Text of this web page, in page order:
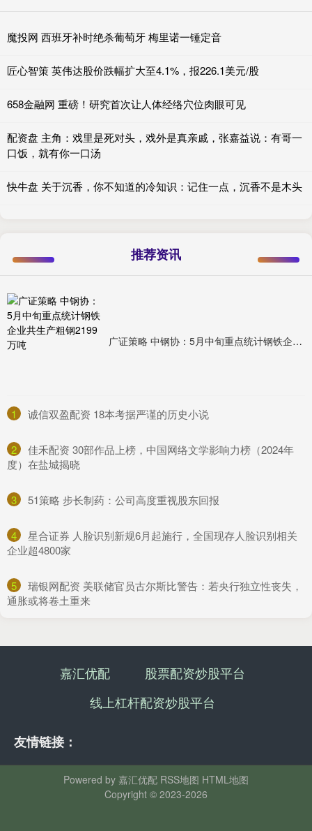
魔投网 西班牙补时绝杀葡萄牙 梅里诺一锤定音
匠心智策 英伟达股价跌幅扩大至4.1%，报226.1美元/股
658金融网 重磅！研究首次让人体经络穴位肉眼可见
配资盘 主角：戏里是死对头，戏外是真亲戚，张嘉益说：有哥一
口饭，就有你一口汤
快牛盘 关于沉香，你不知道的冷知识：记住一点，沉香不是木头
推荐资讯
广证策略 中钢协：5月中旬重点统计钢铁企业共生产粗钢2199万吨
1 ​诚信双盈配资 18本考据严谨的历史小说
2
​佳禾配资 30部作品上榜，中国网络文学影响力榜（2024年
度）在盐城揭晓
3 ​51策略 步长制药：公司高度重视股东回报
4
​星合证券 人脸识别新规6月起施行，全国现存人脸识别相关
企业超4800家
5
​瑞银网配资 美联储官员古尔斯比警告：若央行独立性丧失，
通胀或将卷土重来
嘉汇优配
股票配资炒股平台
线上杠杆配资炒股平台
友情链接：
Powered by 嘉汇优配 RSS地图 HTML地图
Copyright © 2023-2026